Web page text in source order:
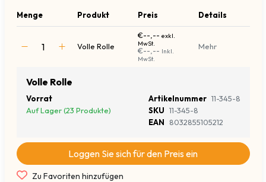
Menge Produkt Preis Details
Volle Rolle
€--,-- exkl.
MwSt.
€--,-- Inkl.
MwSt.
Mehr
Volle Rolle
Vorrat
Auf Lager (23 Produkte)
Artikelnummer 11-345-8
SKU 11-345-8
EAN
8032855105212
Loggen Sie sich für den Preis ein
Zu Favoriten hinzufügen